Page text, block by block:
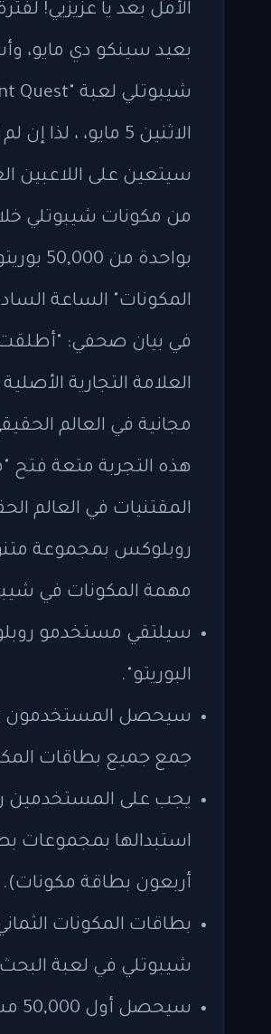
بعيد سينكو دي مايو،
الاثنين 5 مايو،
بواحدة من 50,000 بوريتو مجاني. يمكن الوصول إلى لعبة "صانع البوريتو"
مجانية في العالم
هذه التجربة متعة فتح
المقتنيات في العالم
روبلوكس بمجموعة
مهمة المكونات في
سيلتقي مستخدمو
البوريتو".
سيحصل المستخدمون
جمع جميع بطاقات
يجب على المستخدمين
استبدالها بمجموعات
أربعون بطاقة مكونات).
بطاقات المكونات
شيبوتلي في لعبة البحث